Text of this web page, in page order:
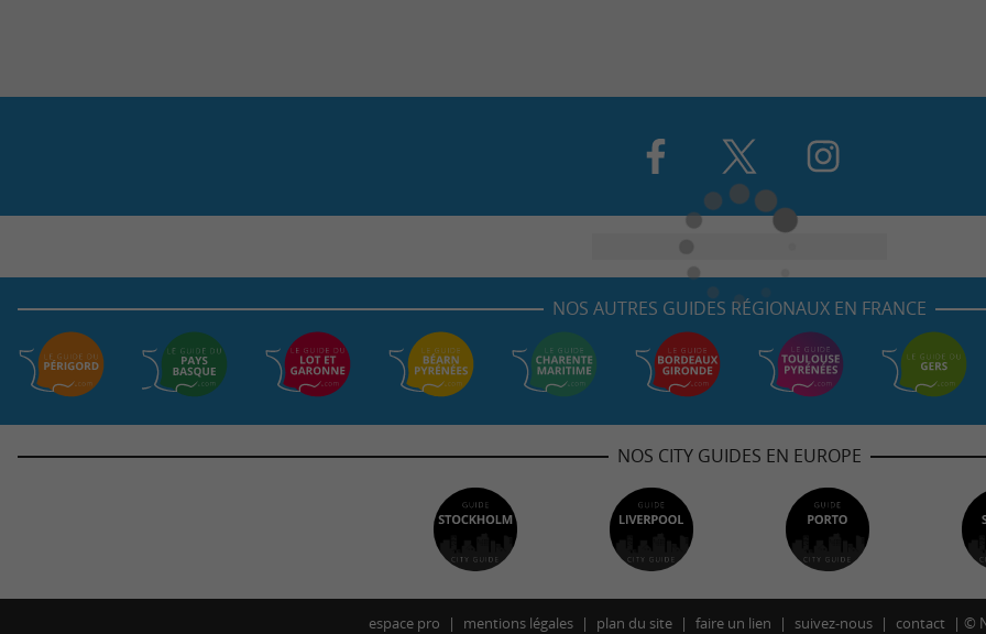
NOS AUTRES GUIDES RÉGIONAUX EN FRANCE
NOS CITY GUIDES EN EUROPE
espace pro mentions légales plan du site faire un lien suivez-nous contact ©